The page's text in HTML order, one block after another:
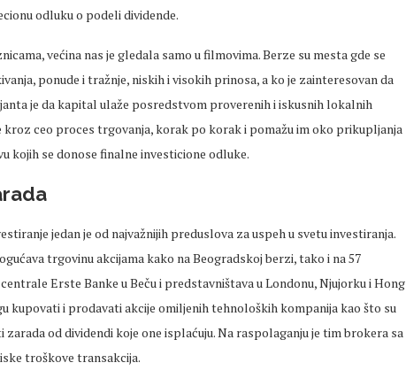
odluku o podeli dividende.
većina nas je gledala samo u filmovima. Berze su mesta gde se
ponude i tražnje, niskih i visokih prinosa, a ko je zainteresovan da
je da kapital ulaže posredstvom proverenih i iskusnih lokalnih
ceo proces trgovanja, korak po korak i pomažu im oko prikupljanja
kojih se donose finalne investicione odluke.
jedan je od najvažnijih preduslova za uspeh u svetu investiranja.
trgovinu akcijama kako na Beogradskoj berzi, tako i na 57
Erste Banke u Beču i predstavništava u Londonu, Njujorku i Hong
kupovati i prodavati akcije omiljenih tehnoloških kompanija kao što su
od dividendi koje one isplaćuju. Na raspolaganju je tim brokera sa
troškove transakcija.